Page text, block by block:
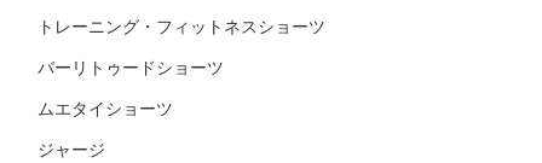
トレーニング・フィットネスショーツ
バーリトゥードショーツ
ムエタイショーツ
ジャージ